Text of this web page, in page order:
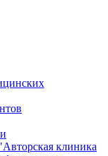
клиника